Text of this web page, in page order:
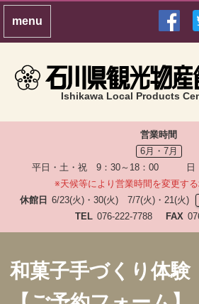
Ishikawa Local Products
営業時間
6月・7月
平日・土・祝 9：30～18：00
※天候等により営業時間を変更す
休館日 6/23(火)・30(火) 7/7(火)・21(火)
TEL 076-222-7788 FAX
和菓子手づくり体験